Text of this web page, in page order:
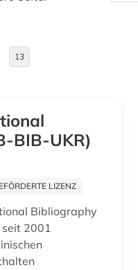
(1)
13
BIB-UKR)
LIZENZ
Bibliography
seit 2001